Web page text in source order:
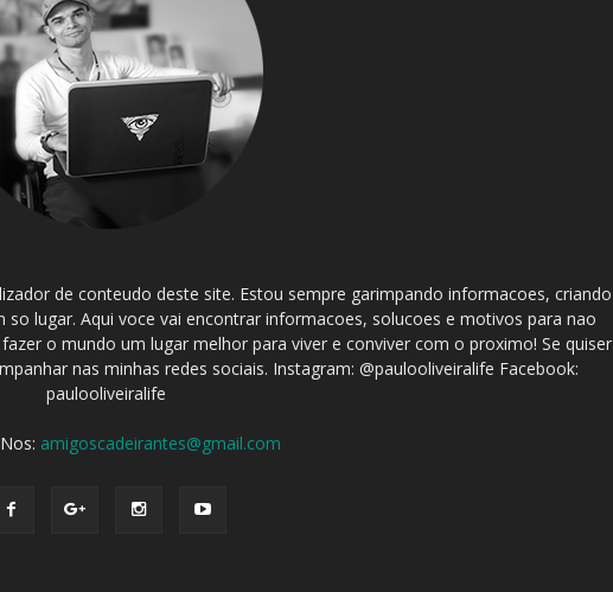
de conteudo deste site. Estou sempre garimpando informacoes, criando
lugar. Aqui voce vai encontrar informacoes, solucoes e motivos para nao
o mundo um lugar melhor para viver e conviver com o proximo! Se quiser
nas minhas redes sociais. Instagram: @paulooliveiralife Facebook:
paulooliveiralife
amigoscadeirantes@gmail.com